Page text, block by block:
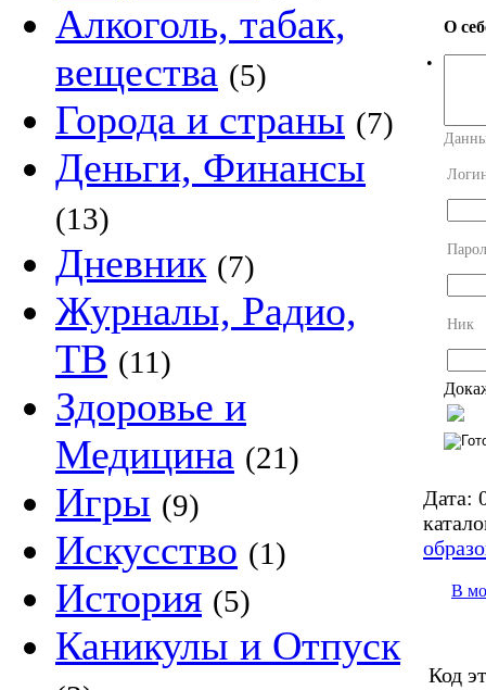
Алкоголь, табак,
вещества (5)
Города и страны (7)
Деньги, Финансы
(13)
Дневник (7)
Журналы, Радио,
ТВ (11)
Здоровье и
Медицина (21)
Игры (9)
Искусство (1)
История (5)
Каникулы и Отпуск
•
О
Ник
Дата:
В
Код